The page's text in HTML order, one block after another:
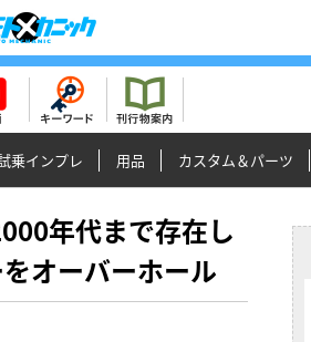
乗インプレ 用品 カスタム＆パーツ
年代まで存在し
オーバーホール